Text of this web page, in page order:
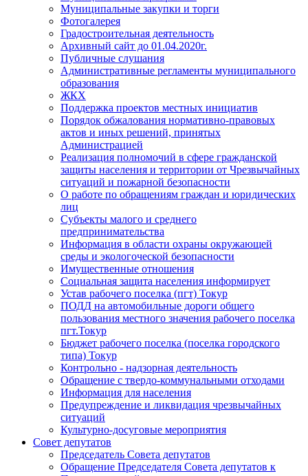
Муниципальные закупки и торги
Фотогалерея
Градостроительная деятельность
Архивный сайт до 01.04.2020г.
Публичные слушания
Административные регламенты муниципального
образования
ЖКХ
Поддержка проектов местных инициатив
Порядок обжалования нормативно-правовых
актов и иных решений, принятых
Администрацией
Реализация полномочий в сфере гражданской
защиты населения и территории от Чрезвычайных
ситуаций и пожарной безопасности
О работе по обращениям граждан и юридических
лиц
Субъекты малого и среднего
предпринимательства
Информация в области охраны окружающей
среды и экологоческой безопасности
Имущественные отношения
Социальная защита населения информирует
Устав рабочего поселка (пгт) Токур
ПОДД на автомобильные дороги общего
пользования местного значения рабочего поселка
пгт.Токур
Бюджет рабочего поселка (поселка городского
типа) Токур
Контрольно - надзорная деятельность
Обращение с твердо-коммунальными отходами
Информация для населения
Предупреждение и ликвидация чрезвычайных
ситуаций
Культурно-досуговые мероприятия
Совет депутатов
Председатель Совета депутатов
Обращение Председателя Совета депутатов к